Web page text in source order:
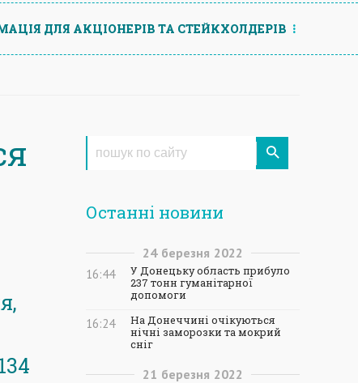
ДЛЯ АКЦIОНЕРIВ ТА СТЕЙКХОЛДЕРIВ
Останні новини
24 березня 2022
16:44
У Донецьку область прибуло
237 тонн гуманітарної
допомоги
16:24
На Донеччині очікуються
нічні заморозки та мокрий
сніг
21 березня 2022